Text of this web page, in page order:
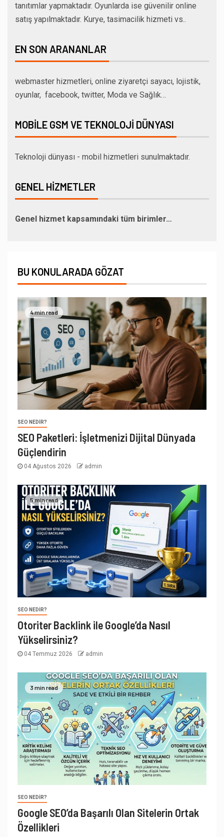
tanıtımlar yapmaktadır. Oyunlarda ise güvenilir online
satış yapılmaktadır. Kurye, tasimacilik hizmeti vs..
EN SON ARANANLAR
webmaster hizmetleri, online ziyaretçi sayacı, lojistik,
oyunlar, facebook, twitter, Moda ve Sağlık…
MOBILE GSM VE TEKNOLOJI DÜNYASI
Teknoloji dünyası - mobil hizmetleri sunulmaktadır.
GENEL HIZMETLER
Genel hizmet kapsamındaki tüm birimler…
BU KONULARADA GÖZAT
4 min read
SEO NEDIR?
SEO Paketleri: İşletmenizi Dijital Dünyada
Güçlendirin
04 Ağustos 2026 admin
5 min read
SEO NEDIR?
Otoriter Backlink ile Google’da Nasıl
Yükselirsiniz?
04 Temmuz 2026 admin
3 min read
SEO NEDIR?
Google SEO’da Başarılı Olan Sitelerin Ortak
Özellikleri